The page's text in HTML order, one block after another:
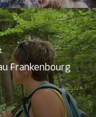
Frankenbourg